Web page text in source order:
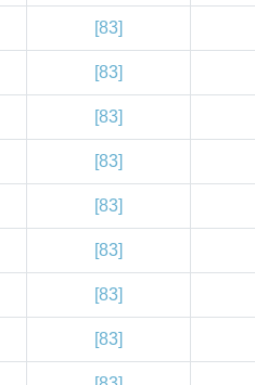
[83]
[83]
[83]
[83]
[83]
[83]
[83]
[83]